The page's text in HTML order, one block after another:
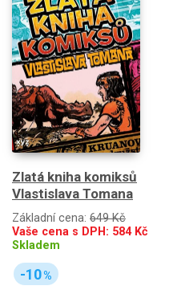
Zlatá kniha komiksů
Vlastislava Tomana
Základní cena: 649 Kč
Vaše cena s DPH: 584Kč
Skladem
-10%